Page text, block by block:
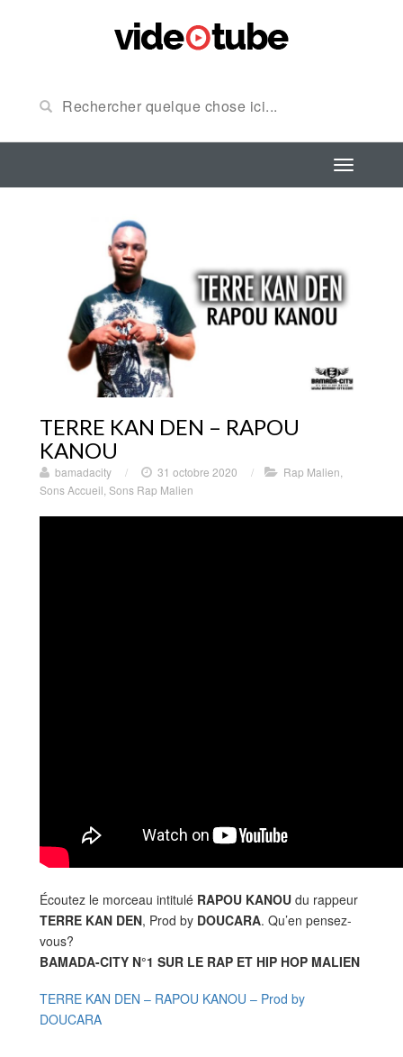
TERRE KAN DEN – RAPOU
KANOU
bamadacity / 31 octobre 2020 / Rap Malien
Sons Accueil Sons Rap Malien
Écoutez le morceau intitulé RAPOU KANOU du rappeur
TERRE KAN DEN, Prod by DOUCARA. Qu’en pensez-
vous?
BAMADA-CITY N°1 SUR LE RAP ET HIP HOP MALIEN
TERRE KAN DEN – RAPOU KANOU – Prod by
DOUCARA